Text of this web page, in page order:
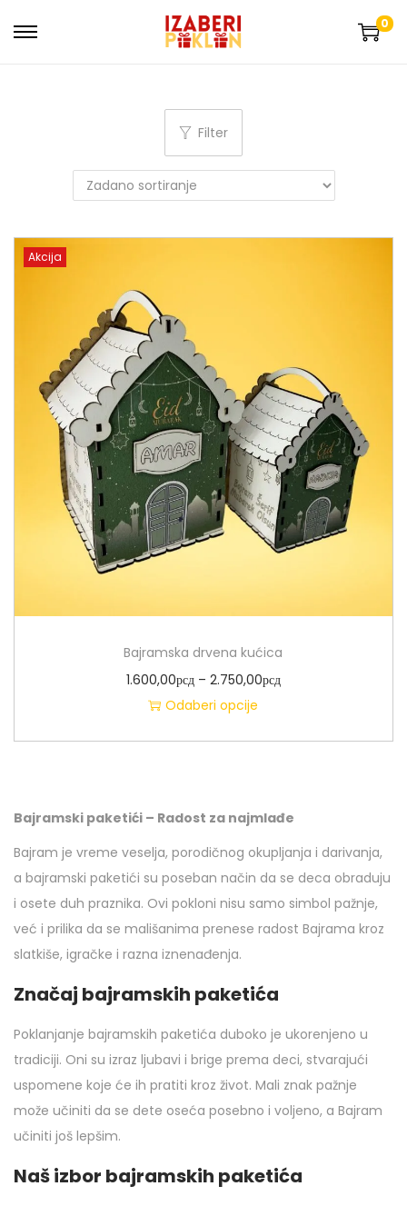
0
Filter
Akcija
Bajramska drvena kućica
1.600,00рсд – 2.750,00рсд
Odaberi opcije
Bajramski paketići – Radost za najmlađe
Bajram je vreme veselja, porodičnog okupljanja i darivanja,
a bajramski paketići su poseban način da se deca obraduju
i osete duh praznika. Ovi pokloni nisu samo simbol pažnje,
već i prilika da se mališanima prenese radost Bajrama kroz
slatkiše, igračke i razna iznenađenja.
Značaj bajramskih paketića
Poklanjanje bajramskih paketića duboko je ukorenjeno u
tradiciji. Oni su izraz ljubavi i brige prema deci, stvarajući
uspomene koje će ih pratiti kroz život. Mali znak pažnje
može učiniti da se dete oseća posebno i voljeno, a Bajram
učiniti još lepšim.
Naš izbor bajramskih paketića